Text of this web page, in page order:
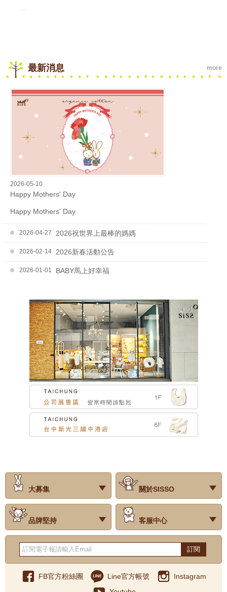
...
最新消息 more
2026-05-10
Happy Mothers' Day
Happy Mothers' Day
2026-04-27 2026祝世界上最棒的媽媽
2026-02-14 2026新春活動公告
2026-01-01 BABY馬上好幸福
2025-09-01 202509小草說秋天是金黃色的季節
2025-08-01 202508父親節快樂
2025-06-24 202506官網年中慶
2025-05-01 202505媽媽我愛妳
2025-04-01 202504歡樂寶寶月
2025-03-01 202503寶寶為美好的春天做準備吧!
2025-01-29 202502BABY蛇來運轉慶新年
2025-01-01 202501BABY蛇麼都幸福
2024-09-01 202409遠東SOGO新竹店開幕
2024-08-01 202408玩水夏日慶
2024-07-01
2024-06-01
2024-05-01 2024寵愛媽咪
2024-04-01 202404-15周年生日慶活動
｜響應環保｜官網出貨皆無附贈提袋 (禮盒除外)
大募集
‧試用評價
關於SISSO
‧公司簡介
‧品牌故事
‧會員辨法
‧最新消息
‧門市據點
‧公益捐款
品牌堅持
‧關於有機棉
‧有機棉製品洗滌方式
‧Baby搭配小常識
‧品牌堅持
‧國際認證
客服中心
‧常見問題
‧客服信箱
‧購物說明
‧訂單查詢
‧網站導覽
‧得獎名單
‧隱私權聲明
‧版權聲明
‧海外配送服務
‧反詐騙宣導
‧紅利點數說明
訂閱
FB官方粉絲團 Line官方帳號
Instagram